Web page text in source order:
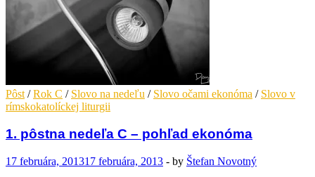
Pôst /Rok C / Slovo na nedeľu / Slovo očami ekonóma / Slovo v
rímskokatolíckej liturgii
1. pôstna nedeľa C – pohľad ekonóma
17 februára, 201317 februára, 2013 - by Štefan Novotný